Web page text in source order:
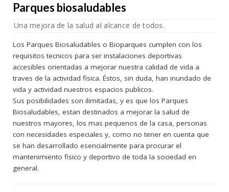
Parques biosaludables
Una mejora de la salud al alcance de todos.
Los Parques Biosaludables o Bioparques cumplen con los
requisitos tecnicos para ser instalaciones deportivas
accesibles orientadas a mejorar nuestra calidad de vida a
traves de la actividad fisica. Éstos, sin duda, han inundado de
vida y actividad nuestros espacios publicos.
Sus posibilidades son ilimitadas, y es que los Parques
Biosaludables, estan destinados a mejorar la salud de
nuestros mayores, los mas pequenos de la casa, personas
con necesidades especiales y, como no tener en cuenta que
se han desarrollado esencialmente para procurar el
mantenimiento fisico y deportivo de toda la sociedad en
general.